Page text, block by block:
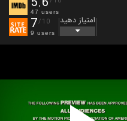
47 users
7/10
9 users
امتیاز دهید